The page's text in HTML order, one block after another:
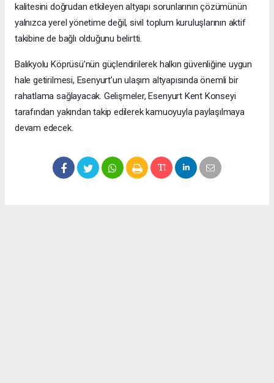
kalitesini doğrudan etkileyen altyapı sorunlarının çözümünün
yalnızca yerel yönetime değil, sivil toplum kuruluşlarının aktif
takibine de bağlı olduğunu belirtti.
Balıkyolu Köprüsü’nün güçlendirilerek halkın güvenliğine uygun
hale getirilmesi, Esenyurt’un ulaşım altyapısında önemli bir
rahatlama sağlayacak. Gelişmeler, Esenyurt Kent Konseyi
tarafından yakından takip edilerek kamuoyuyla paylaşılmaya
devam edecek.